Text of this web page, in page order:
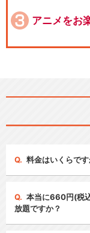
アニメをお
料金はいくらです
本当に660円(税
放題ですか？